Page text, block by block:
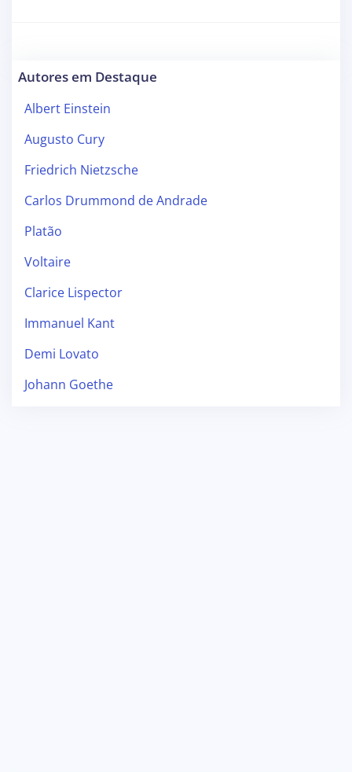
Autores em Destaque
Albert Einstein
Augusto Cury
Friedrich Nietzsche
Carlos Drummond de Andrade
Platão
Voltaire
Clarice Lispector
Immanuel Kant
Demi Lovato
Johann Goethe